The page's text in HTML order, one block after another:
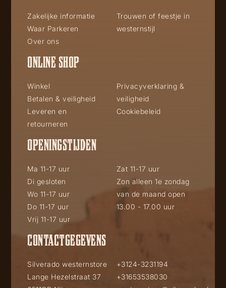
Zakelijke informatie
Waar Parkeren
Over ons
Trouwen of feestje in
westernstijl
ONLINE SHOP
Winkel
Betalen & veiligheid
Leveren en
retourneren
Privacyverklaring &
veiligheid
Cookiebeleid
OPENINGSTIJDEN
Ma 11-17 uur
Di gesloten
Wo 11-17 uur
Do 11-17 uur
Vrij 11-17 uur
Zat 11-17 uur
Zon alleen 1e zondag
van de maand open
13.00 - 17.00 uur
CONTACTGEGEVENS
Silverado westernstore
Lange Hezelstraat 37
+3124-3231194
+31653538030